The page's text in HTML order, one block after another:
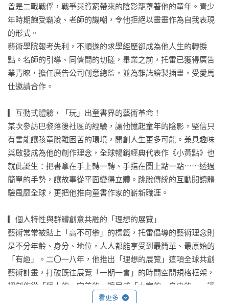
曾是二戰戰俘，戰爭與貧窮帶來的陰影籠罩著他的童年。青少
年時期飽受霸凌、老師的譏嘲，令他拒絕以畫畫作為自我表現
的形式。
藝術學院報考失利，不順遂的求學經歷卻成為他人生的轉捩
點。名師的引導、同儕間的切磋，畢業之前，托雷已獲得廣告
業青睞，擔任廣告公司創意總監，並為雜誌繪製插畫，受愛馬
仕邀請合作。
▎互動式體驗，「玩」出童書界的藝術革命！
某次參訪巴黎落後社區的經驗，讓他憶起童年的陰影，堅信只
有書能讓孩童脫離困苦的環境，開創人生更多可能。兼具趣味
與啟發成為他的創作理念，全球暢銷經典代表作《小黃點》也
就此誕生：把書拿在手上轉一轉、手指在圖上點一點⋯⋯透過
簡單的手勢，讓故事從平面變得立體。跳脫傳統的互動閱讀體
驗風靡全球，更把他推向童書作家的嶄新職涯。
▎個人特性與群體創意共融的「理想的展覽」
藝術常常被貼上「高不可攀」的標籤，托雷倡導的藝術理念則
是不分年齡、身分、地位，人人都能享受到最簡單、最原始的
「有趣」。二〇一八年，他推出「理想的展覽」這項全球共創
藝術計畫，打破既往展覽「一期一會」的時間空間規格框架，
把創作從「個人的、完美的」擴展成「大家的、自由的」，讓
創意的發揮成為群體連結的一環。
看更多